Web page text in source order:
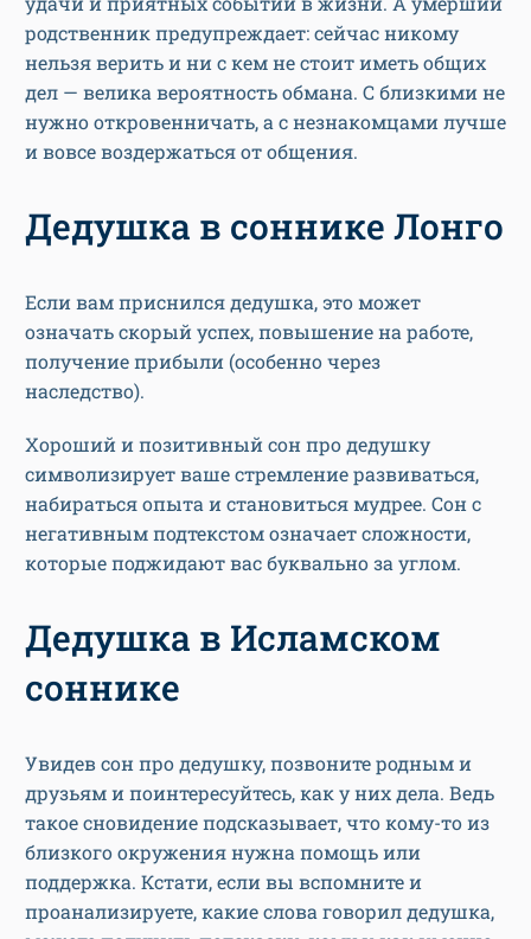
родственник предупреждает: сейчас никому
нельзя верить и ни с кем не стоит иметь общих
дел — велика вероятность обмана. С близкими не
нужно откровенничать, а с незнакомцами лучше
и вовсе воздержаться от общения.
Дедушка в соннике Лонго
Если вам приснился дедушка, это может
означать скорый успех, повышение на работе,
получение прибыли (особенно через
наследство).
Хороший и позитивный сон про дедушку
символизирует ваше стремление развиваться,
набираться опыта и становиться мудрее. Сон с
негативным подтекстом означает сложности,
которые поджидают вас буквально за углом.
Дедушка в Исламском
соннике
Увидев сон про дедушку, позвоните родным и
друзьям и поинтересуйтесь, как у них дела. Ведь
такое сновидение подсказывает, что кому-то из
близкого окружения нужна помощь или
поддержка. Кстати, если вы вспомните и
проанализируете, какие слова говорил дедушка,